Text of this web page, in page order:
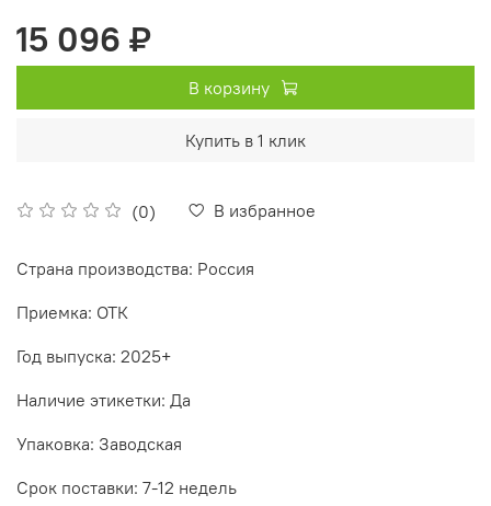
(0) В избранное
15 096 ₽
В корзину
Купить в 1 клик
Страна производства: Россия
Приемка: ОТК
Год выпуска: 2025+
Наличие этикетки: Да
Упаковка: Заводская
Срок поставки: 7-12 недель